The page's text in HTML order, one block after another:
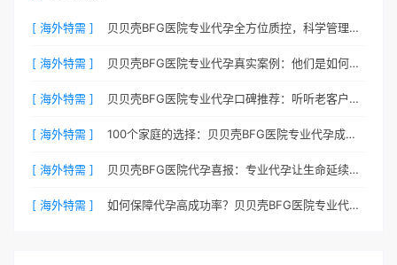
[ 海外特需 ] 贝贝壳BFG医院专业代孕全方位质控，科学管理生育每一步
[ 海外特需 ] 贝贝壳BFG医院专业代孕真实案例：他们是如何在这里圆梦的
[ 海外特需 ] 贝贝壳BFG医院专业代孕口碑推荐：听听老客户的真实评价
[ 海外特需 ] 100个家庭的选择：贝贝壳BFG医院专业代孕成功案例分享
[ 海外特需 ] 贝贝壳BFG医院代孕喜报：专业代孕让生命延续更简单
[ 海外特需 ] 如何保障代孕高成功率？贝贝壳BFG医院专业代孕方案解析